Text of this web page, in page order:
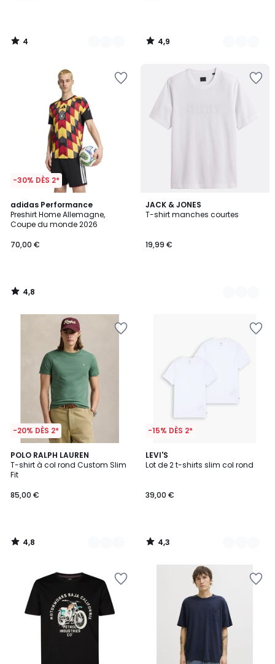
4
/
4,9
/
-30% DÈS 2*
adidas Performance
Preshirt Home Allemagne,
Coupe du monde 2026
70,00 €
4,8
/ 5
4,8
/
JACK & JONES
T-shirt manches courtes
19,99 €
2
Couleurs
-20% DÈS 2*
POLO RALPH LAUREN
T-shirt à col rond Custom Slim
Fit
85,00 €
4,8
/ 5
12
Couleurs
4,8
/
-15% DÈS 2*
LEVI'S
Lot de 2 t-shirts slim col rond
39,00 €
4,3
/ 5
4
Couleurs
4,3
/